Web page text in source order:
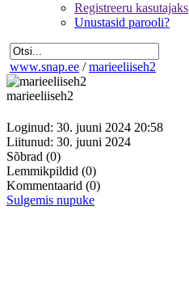
Registreeru kasutajaks
Unustasid parooli?
www.snap.ee / marieeliiseh2
marieeliiseh2
Loginud: 30. juuni 2024 20:58
Liitunud: 30. juuni 2024
Sõbrad (0)
Lemmikpildid (0)
Kommentaarid (0)
Sulgemis nupuke